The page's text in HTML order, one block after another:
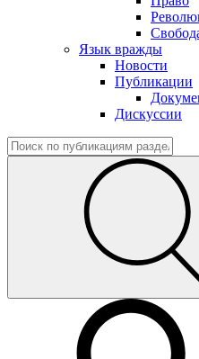
Язык вражды
Новости
Публикации
Дискуссии